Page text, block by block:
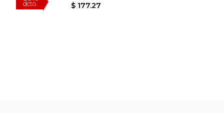
Macchio;Val Mayerik;Neal